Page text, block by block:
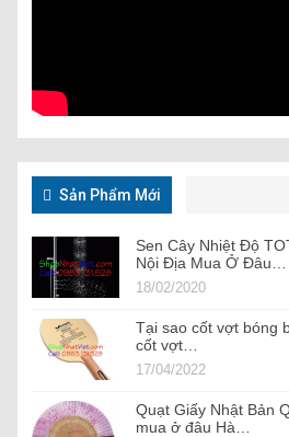
Sản Phẩm Mới
Sen Cây Nhiệt Độ
Nội Địa Mua Ở Đâu…
18/02/2020
Tại sao cốt vợt bóng
cốt vợt…
17/04/2022
Quạt Giấy Nhật Bản
mua ở đâu Hà…